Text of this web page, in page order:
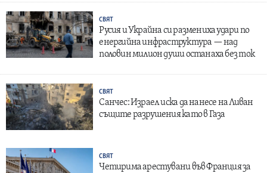
СВЯТ
Русия и Украйна си размениха удари по
енергийна инфраструктура — над
половин милион души останаха без ток
СВЯТ
Санчес: Израел иска да нанесе на Ливан
същите разрушения като в Газа
СВЯТ
Четирима арестувани във Франция за